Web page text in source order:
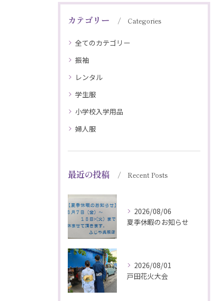
カテゴリー Categories
全てのカテゴリー
振袖
レンタル
学生服
小学校入学用品
婦人服
最近の投稿 Recent Posts
2026/08/06
夏季休暇のお知らせ
2026/08/01
戸田花火大会